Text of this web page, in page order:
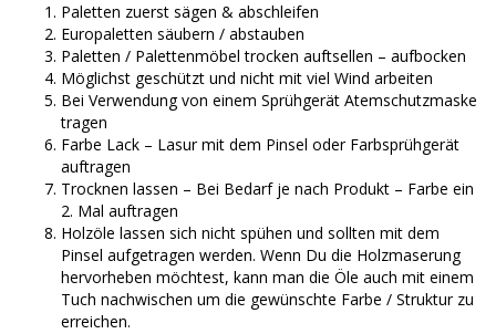
Paletten zuerst sägen & abschleifen
Europaletten säubern / abstauben
Paletten / Palettenmöbel trocken auftsellen – aufbocken
Möglichst geschützt und nicht mit viel Wind arbeiten
Bei Verwendung von einem Sprühgerät Atemschutzmaske
tragen
Farbe Lack – Lasur mit dem Pinsel oder Farbsprühgerät
auftragen
Trocknen lassen – Bei Bedarf je nach Produkt – Farbe ein
2. Mal auftragen
Holzöle lassen sich nicht spühen und sollten mit dem
Pinsel aufgetragen werden. Wenn Du die Holzmaserung
hervorheben möchtest, kann man die Öle auch mit einem
Tuch nachwischen um die gewünschte Farbe / Struktur zu
erreichen.